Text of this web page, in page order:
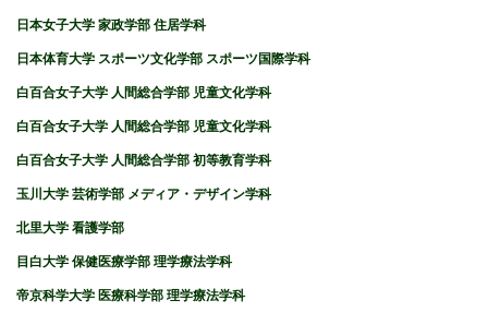
日本女子大学 家政学部 住居学科
日本体育大学 スポーツ文化学部 スポーツ国際学科
白百合女子大学 人間総合学部 児童文化学科
白百合女子大学 人間総合学部 児童文化学科
白百合女子大学 人間総合学部 初等教育学科
玉川大学 芸術学部 メディア・デザイン学科
北里大学 看護学部
目白大学 保健医療学部 理学療法学科
帝京科学大学 医療科学部 理学療法学科